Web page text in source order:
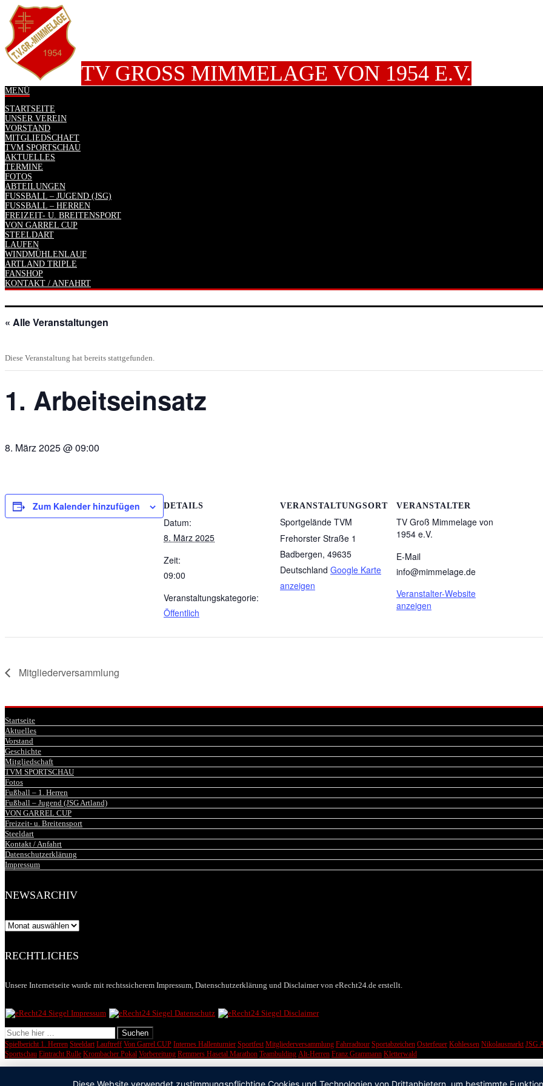
TV GROSS MIMMELAGE VON 1954 E.V.
MENÜ
STARTSEITE
UNSER VEREIN
VORSTAND
MITGLIEDSCHAFT
TVM SPORTSCHAU
AKTUELLES
TERMINE
FOTOS
ABTEILUNGEN
FUSSBALL – JUGEND (JSG)
FUSSBALL – HERREN
FREIZEIT- U. BREITENSPORT
VON GARREL CUP
STEELDART
LAUFEN
WINDMÜHLENLAUF
ARTLAND TRIPLE
FANSHOP
KONTAKT / ANFAHRT
« Alle Veranstaltungen
Diese Veranstaltung hat bereits stattgefunden.
1. Arbeitseinsatz
8. März 2025 @ 09:00
Zum Kalender hinzufügen DETAILS
Datum:
8. März 2025
Zeit:
09:00
Veranstaltungskategorie:
Öffentlich
VERANSTALTUNGSORT
Sportgelände TVM
Frehorster Straße 1
Badbergen, 49635
Deutschland Google Karte
anzeigen
VERANSTALTER
TV Groß Mimmelage von
1954 e.V.
E-Mail
info@mimmelage.de
Veranstalter-Website
anzeigen
Mitgliederversammlung
Startseite
Aktuelles
Vorstand
Geschichte
Mitgliedschaft
TVM SPORTSCHAU
Fotos
Fußball – 1. Herren
Fußball – Jugend (JSG Artland)
VON GARREL CUP
Freizeit- u. Breitensport
Steeldart
Kontakt / Anfahrt
Datenschutzerklärung
Impressum
NEWSARCHIV
Newsarchiv
RECHTLICHES
Unsere Internetseite wurde mit rechtssicherem Impressum, Datenschutzerklärung und Disclaimer von eRecht24.de erstellt.
Spielbericht 1. Herren Steeldart Lauftreff Von Garrel CUP Internes Hallenturnier Sportfest Mitgliederversammlung Fahrradtour Sportabzeichen Osterfeuer Kohlessen Nikolausmarkt JSG
Sportschau Eintracht Rulle Krombacher Pokal Vorbereitung Remmers Hasetal Marathon Teambulding Alt-Herren Franz Grammann Kletterwald
Diese Website verwendet zustimmungspflichtige Cookies und Technologien von Drittanbietern, um bestimmte